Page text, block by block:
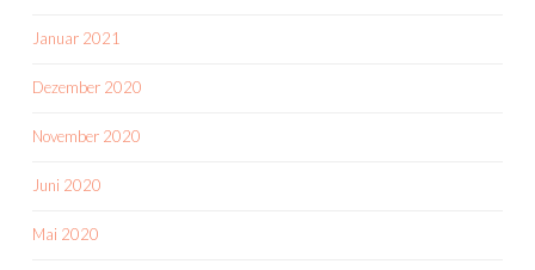
Januar 2021
Dezember 2020
November 2020
Juni 2020
Mai 2020